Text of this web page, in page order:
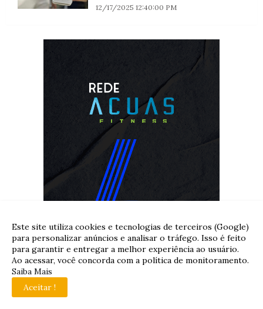
12/17/2025 12:40:00 PM
Este site utiliza cookies e tecnologias de terceiros (Google)
para personalizar anúncios e analisar o tráfego. Isso é feito
para garantir e entregar a melhor experiência ao usuário.
Ao acessar, você concorda com a política de monitoramento.
Saiba Mais
Aceitar !